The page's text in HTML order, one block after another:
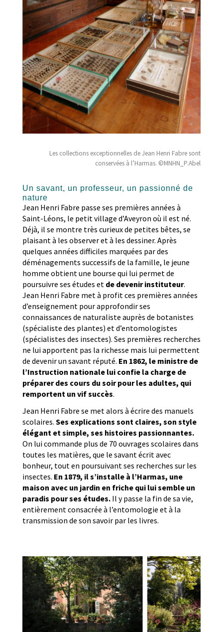
Les collections exceptionnelles de Jean Henri Fabre sont
conservées à l’Harmas. ©MNHN_P.Abel
Un savant, un professeur, un passionné de
nature
Jean Henri Fabre passe ses premières années à
Saint-Léons, le petit village d’Aveyron où il est né.
Déjà, il se montre très curieux de petites bêtes, se
plaisant à les observer et à les dessiner. Après
quelques années difficiles marquées par des
déménagements successifs de la famille, le jeune
homme obtient une bourse qui lui permet de
poursuivre ses études et de devenir instituteur.
Jean Henri Fabre met à profit ces premières années
d’enseignement pour approfondir ses
connaissances de naturaliste auprès de botanistes
(spécialiste des plantes) et d’entomologistes
(spécialistes des insectes). Ses premières recherches
ne lui apportent pas la richesse mais lui permettent
de devenir un savant réputé. En 1862, le ministre de
l’Instruction nationale lui confie la charge de
préparer des cours du soir pour les adultes, qui
remportent un vif succès.
Jean Henri Fabre se met alors à écrire des manuels
scolaires. Ses explications sont claires, son style
élégant et simple, ses histoires passionnantes.
On lui commande plus de 70 ouvrages scolaires dans
toutes les matières, que le savant écrit avec
bonheur, tout en poursuivant ses recherches sur les
insectes. En 1879, il s’installe à l’Harmas, une
maison avec un jardin en friche qui lui semble un
paradis pour ses études.Il y passe la fin de sa vie,
entièrement consacrée à l’entomologie et à la
transmission de son savoir par les livres.